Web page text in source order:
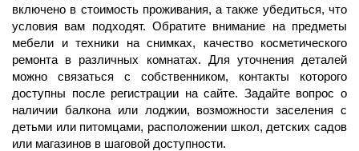
включено в стоимость проживания, а также убедиться, что
условия вам подходят. Обратите внимание на предметы
мебели и техники на снимках, качество косметического
ремонта в различных комнатах. Для уточнения деталей
можно связаться с собственником, контакты которого
доступны после регистрации на сайте. Задайте вопрос о
наличии балкона или лоджии, возможности заселения с
детьми или питомцами, расположении школ, детских садов
или магазинов в шаговой доступности.